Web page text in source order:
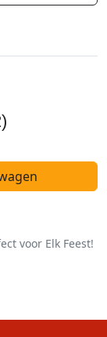
voor Elk Feest!